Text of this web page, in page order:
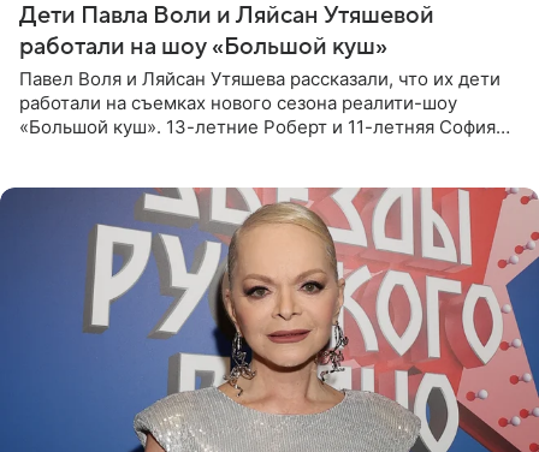
Дети Павла Воли и Ляйсан Утяшевой
работали на шоу «Большой куш»
Павел Воля и Ляйсан Утяшева рассказали, что их дети
работали на съемках нового сезона реалити-шоу
«Большой куш». 13-летние Роберт и 11-летняя София